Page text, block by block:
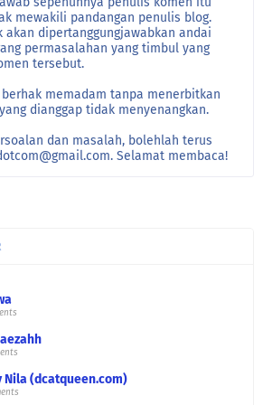
mewakili pandangan penulis blog.
akan dipertanggungjawabkan andai
permasalahan yang timbul yang
tersebut.
memadam tanpa menerbitkan
dianggap tidak menyenangkan.
dan masalah, bolehlah terus
Selamat membaca!
Nila (dcatqueen.com)